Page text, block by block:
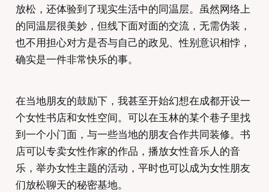
放松，还体验到了现实生活中的同温层。虽然网络上
的同温层很美妙，但线下面对面的交流，无需伪装，
也不用担心对方是否与自己的政见、性别意识相悖，
确实是一件非常快乐的事。
在当地朋友的鼓励下，我甚至开始幻想在成都开设一
个女性书店和女性空间。可以在玉林的某个巷子里找
到一个小门面，与一些当地的朋友合作共同装修。书
店可以专卖女性作家的作品，播放女性音乐人的音
乐，举办女性主题的活动，平时也可以成为女性朋友
们放松聊天的秘密基地。